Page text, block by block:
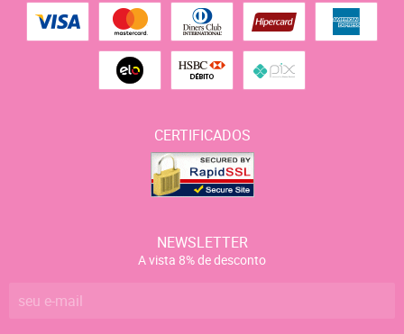
CERTIFICADOS
NEWSLETTER
A vista 8% de desconto